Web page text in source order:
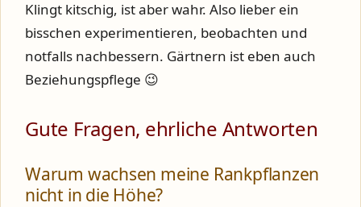
Klingt kitschig, ist aber wahr. Also lieber ein
bisschen experimentieren, beobachten und
notfalls nachbessern. Gärtnern ist eben auch
Beziehungspflege 😉
Gute Fragen, ehrliche Antworten
Warum wachsen meine Rankpflanzen
nicht in die Höhe?